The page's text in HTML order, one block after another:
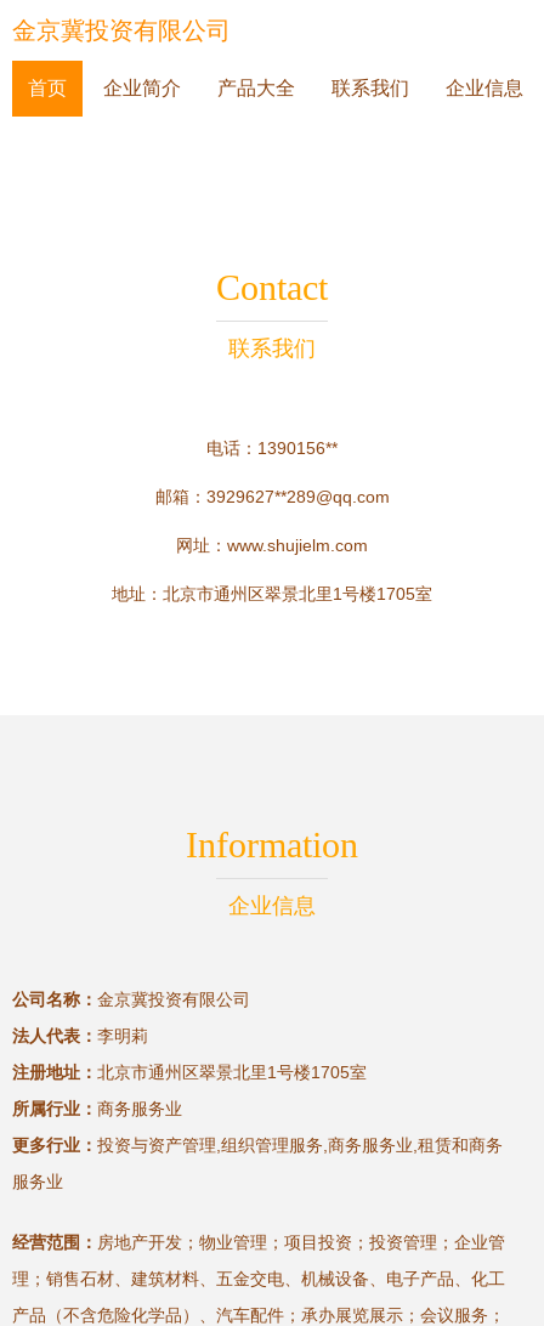
金京冀投资有限公司
首页 企业简介 产品大全 联系我们 企业信息
Contact
联系我们
电话：1390156**
邮箱：3929627**289@qq.com
网址： www.shujielm.com
地址：北京市通州区翠景北里1号楼1705室
Information
企业信息
公司名称： 金京冀投资有限公司
法人代表： 李明莉
注册地址： 北京市通州区翠景北里1号楼1705室
所属行业： 商务服务业
更多行业： 投资与资产管理,组织管理服务,商务服务业,租赁和商务
服务业
经营范围： 房地产开发；物业管理；项目投资；投资管理；企业管
理；销售石材、建筑材料、五金交电、机械设备、电子产品、化工
产品（不含危险化学品）、汽车配件；承办展览展示；会议服务；